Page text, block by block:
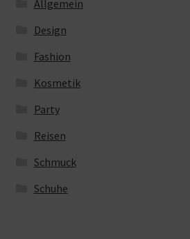
Allgemein
Design
Fashion
Kosmetik
Party
Reisen
Schmuck
Schuhe